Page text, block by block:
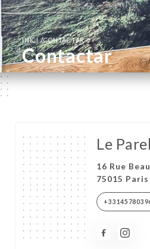
INICI/CONTACTAR
Contactar
Le
16 Rue
75015